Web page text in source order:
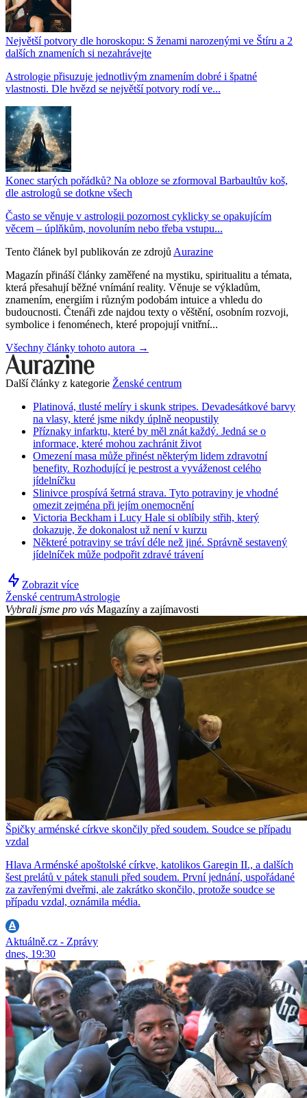
Největší potvory dle horoskopu: S ženami narozenými ve Štíru a 2
dalších znameních si nezahrávejte
Astrologie přisuzuje jednotlivým znamením dobré i špatné
vlastnosti. Dle hvězd se největší potvory rodí ve...
Konec starých pořádků? Na obloze se zformoval Barbaultův koš,
dle astrologů se dotkne všech
Často se věnuje v astrologii pozornost cyklicky se opakujícím
věcem – úplňkům, novoluním nebo třeba vstupu...
Tento článek byl publikován ze zdrojů Aurazine
Magazín přináší články zaměřené na mystiku, spiritualitu a témata,
která přesahují běžné vnímání reality. Věnuje se výkladům,
znamením, energiím i různým podobám intuice a vhledu do
budoucnosti. Čtenáři zde najdou texty o věštění, osobním rozvoji,
symbolice i fenoménech, které propojují vnitřní...
Všechny články tohoto autora →
Další články z kategorie Ženské centrum
Platinová, tlusté melíry i skunk stripes. Devadesátkové barvy
na vlasy, které jsme nikdy úplně neopustily
Příznaky infarktu, které by měl znát každý. Jedná se o
informace, které mohou zachránit život
Omezení masa může přinést některým lidem zdravotní
benefity. Rozhodující je pestrost a vyváženost celého
jídelníčku
Slinivce prospívá šetrná strava. Tyto potraviny je vhodné
omezit zejména při jejím onemocnění
Victoria Beckham i Lucy Hale si oblíbily střih, který
dokazuje, že dokonalost už není v kurzu
Některé potraviny se tráví déle než jiné. Správně sestavený
jídelníček může podpořit zdravé trávení
Zobrazit více
Ženské centrumAstrologie
Vybrali jsme pro vás Magazíny a zajímavosti
Špičky arménské církve skončily před soudem. Soudce se případu
vzdal
Hlava Arménské apoštolské církve, katolikos Garegin II., a dalších
šest prelátů v pátek stanuli před soudem. První jednání, uspořádané
za zavřenými dveřmi, ale zakrátko skončilo, protože soudce se
případu vzdal, oznámila média.
Aktuálně.cz - Zprávy
dnes, 19:30